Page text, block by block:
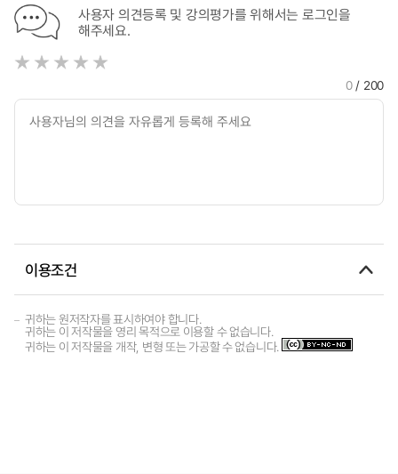
사용자 의견등록 및 강의평가를 위해서는 로그인을
해주세요.
0/ 200
이용조건
귀하는 원저작자를 표시하여야 합니다.
귀하는 이 저작물을 영리 목적으로 이용할 수 없습니다.
귀하는 이 저작물을 개작, 변형 또는 가공할 수 없습니다.